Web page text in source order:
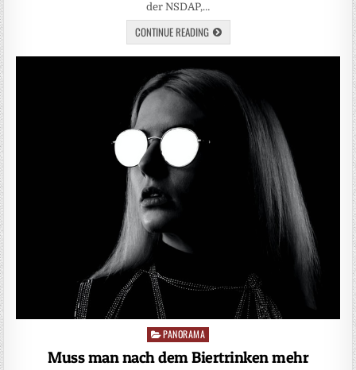
der NSDAP,…
CONTINUE READING
Posted
in
PANORAMA
Muss man nach dem Biertrinken mehr